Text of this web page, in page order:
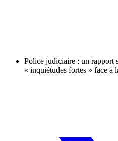
Police judiciaire : un rapport
« inquiétudes fortes » face à